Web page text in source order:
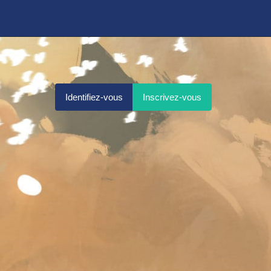
Identifiez-vous Inscrivez-vous